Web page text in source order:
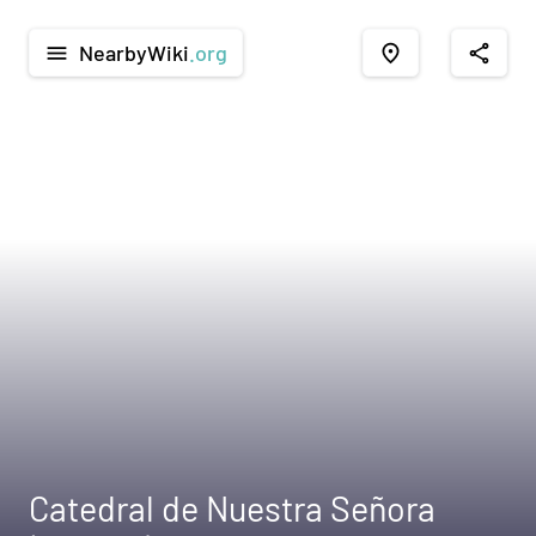
menu NearbyWiki .org place share
Catedral de Nuestra Señora